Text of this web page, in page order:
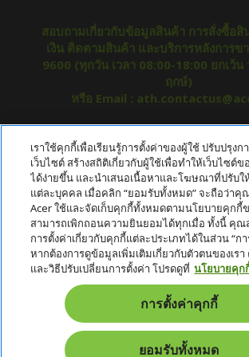
สอบถามเกี่ยวกับข้อมูลสินค้า การสั่งซื้อสิ
เงิน ติดตามสินค้า และบริการหลังการข
9600 (ทุกวัน เวลา 08:00-18:00 ยกเว้
ฤกษ์)
หรือ Email :
เกี่ยวกับ ACER h
i
d
d
e
n
บริการลูกค้าh
i
d
d
e
n
ข้อกำหนดh
i
d
d
e
บัญชี h
i
d
e
n
หนังสือรับรองh
d
d
News & Promotion
Promotion
เราใช้คุกกี้เพื่อเรียนรู้การตั้งค่าของผู้ใช้ ปรับปรุงก
เว็บไซต์ สร้างสถิติเกี่ยวกับผู้ใช้เพื่อทำให้เว็บไซต์ข
ได้ง่ายขึ้น และนำเสนอเนื้อหาและโฆษณาที่ปรับใ
แต่ละบุคคล เมื่อคลิก “ยอมรับทั้งหมด” จะถือว่า
Acer ใช้และจัดเก็บคุกกี้ทั้งหมดตามนโยบายคุกกี้
สามารถเพิกถอนความยินยอมได้ทุกเมื่อ ทั้งนี้ คุณ
การตั้งค่าเกี่ยวกับคุกกี้แต่ละประเภทได้ในส่วน “ก
หากต้องการดูข้อมูลเพิ่มเติมเกี่ยวกับตัวตนของเรา
และวิธีปรับเปลี่ยนการตั้งค่า โปรดดูที่ นโยบายคุก
การตั้งค่าคุกกี้
ยอมรับทั้งหมด